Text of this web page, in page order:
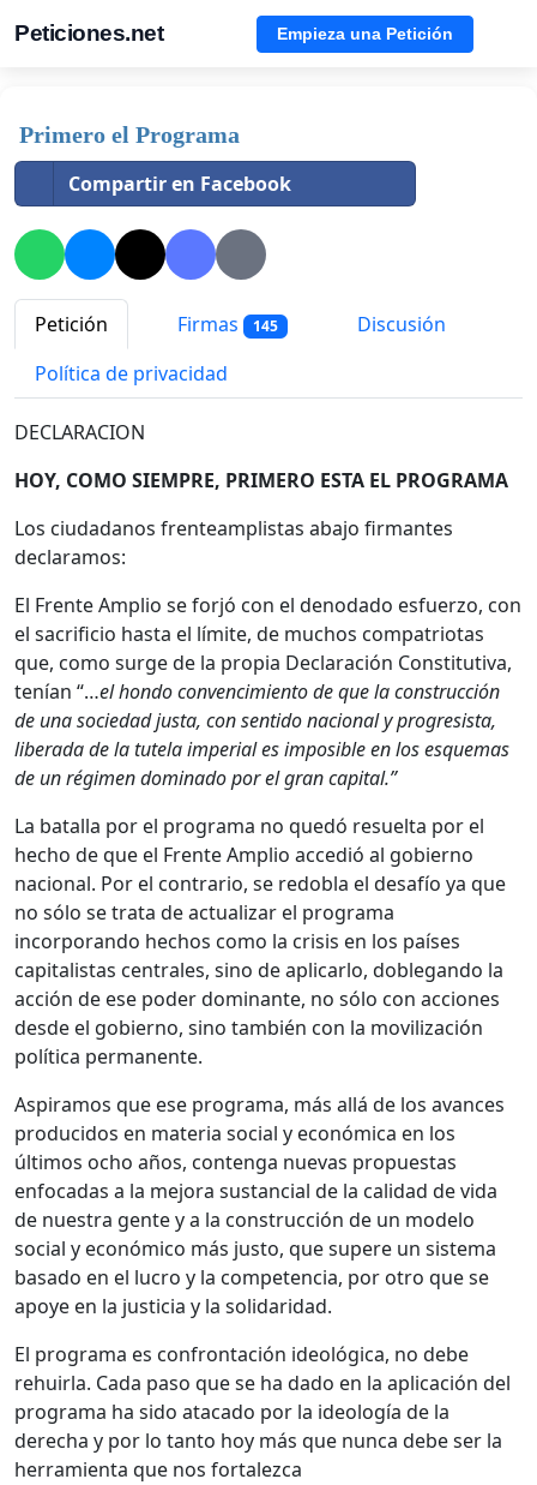
Peticiones.net Empieza una Petición
Primero el Programa
Compartir en Facebook
Petición Firmas 145
Discusión
Política de privacidad
DECLARACION
HOY, COMO SIEMPRE, PRIMERO ESTA EL PROGRAMA
Los ciudadanos frenteamplistas abajo firmantes
declaramos:
El Frente Amplio se forjó con el denodado esfuerzo, con
el sacrificio hasta el límite, de muchos compatriotas
que, como surge de la propia Declaración Constitutiva,
tenían “…el hondo convencimiento de que la construcción
de una sociedad justa, con sentido nacional y progresista,
liberada de la tutela imperial es imposible en los esquemas
de un régimen dominado por el gran capital.”
La batalla por el programa no quedó resuelta por el
hecho de que el Frente Amplio accedió al gobierno
nacional. Por el contrario, se redobla el desafío ya que
no sólo se trata de actualizar el programa
incorporando hechos como la crisis en los países
capitalistas centrales, sino de aplicarlo, doblegando la
acción de ese poder dominante, no sólo con acciones
desde el gobierno, sino también con la movilización
política permanente.
Aspiramos que ese programa, más allá de los avances
producidos en materia social y económica en los
últimos ocho años, contenga nuevas propuestas
enfocadas a la mejora sustancial de la calidad de vida
de nuestra gente y a la construcción de un modelo
social y económico más justo, que supere un sistema
basado en el lucro y la competencia, por otro que se
apoye en la justicia y la solidaridad.
El programa es confrontación ideológica, no debe
rehuirla. Cada paso que se ha dado en la aplicación del
programa ha sido atacado por la ideología de la
derecha y por lo tanto hoy más que nunca debe ser la
herramienta que nos fortalezca